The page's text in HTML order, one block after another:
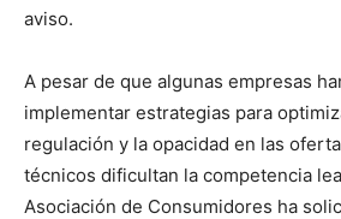
aviso.
A pesar de que algunas empresas
implementar estrategias para
regulación y la opacidad en las
técnicos dificultan la competencia
Asociación de Consumidores ha